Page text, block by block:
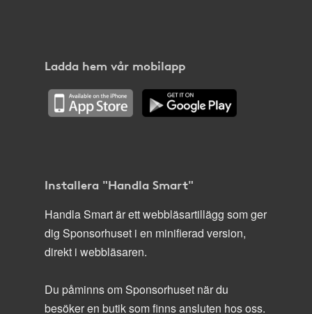
Ladda hem vår mobilapp
Installera "Handla Smart"
Handla Smart är ett webbläsartillägg som ger
dig Sponsorhuset i en minifierad version,
direkt i webbläsaren.
Du påminns om Sponsorhuset när du
besöker en butik som finns ansluten hos oss.